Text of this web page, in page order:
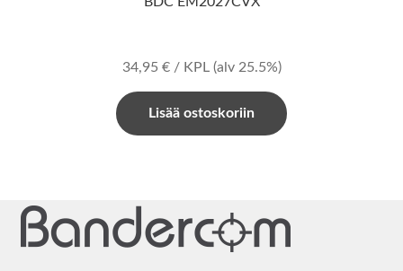
34,95 €/ KPL (alv 25.5%)
Lisää ostoskoriin